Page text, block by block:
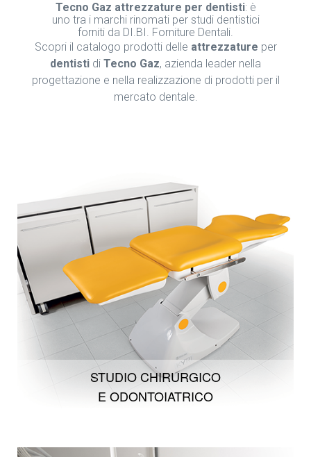
Tecno Gaz attrezzature per dentisti: è
uno tra i marchi rinomati per studi dentistici
forniti da DI.BI. Forniture Dentali.
Scopri il catalogo prodotti delle attrezzature per
dentisti di Tecno Gaz, azienda leader nella
progettazione e nella realizzazione di prodotti per il
mercato dentale.
STUDIO CHIRURGICO
E ODONTOIATRICO